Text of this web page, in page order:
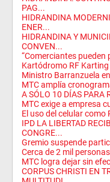
PAG...
HIDRANDINA
ENER...
HIDRANDINA Y
CONVEN...
“Comerciantes
Kartódromo RF
Ministro Barranzuela
MTC amplía
A SÓLO 10 DÍAS PARA
MTC exige a empresa
El uso del celular como
IPD LA LIBERTAD
CONGRE...
Gremio suspende
Cerca de 2 mil
MTC logra dejar sin
CORPUS CHRISTI EN